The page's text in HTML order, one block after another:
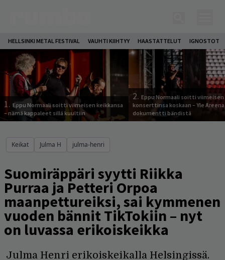
HELLSINKI METAL FESTIVAL VAUHTI KIIHTYY HAASTATTELUT IGNOSTOT
1. Eppu Normaali soitti viimeisen keikkansa
– nämä kappaleet sillä kuultiin
2. Eppu Normaali soitti viimeisen
konserttinsa koskaan – Yle
dokumentti bändistä
Keikat Julma H julma-henri
Suomiräppäri syytti Riikka
Purraa ja Petteri Orpoa
maanpettureiksi, sai kymmenen
vuoden bännit TikTokiin – nyt
on luvassa erikoiskeikka
Julma Henri erikoiskeikalla Helsingissä.